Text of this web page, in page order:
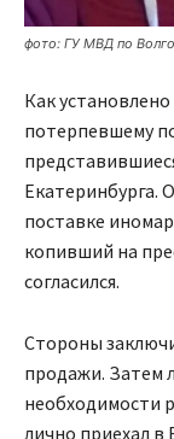
фото: ГУ МВД по
Как
потерпевшему
Екатеринбурга.
поставке
копивший на
согласился.
Стороны
продажи. Затем
необходимости
лично приехал в